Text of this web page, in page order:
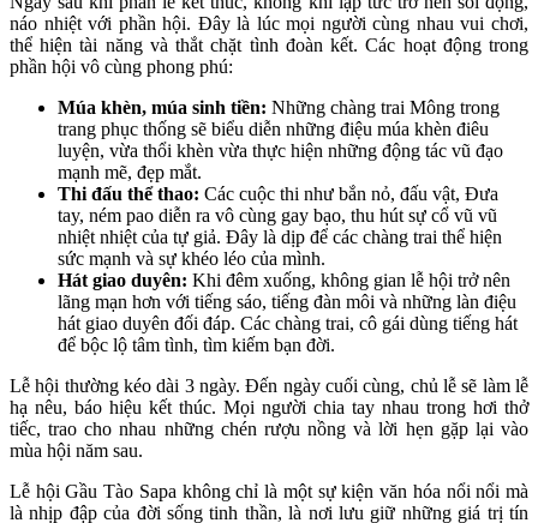
náo nhiệt với phần hội. Đây là lúc mọi người cùng nhau vui chơi,
thể hiện tài năng và thắt chặt tình đoàn kết. Các hoạt động trong
phần hội vô cùng phong phú:
Múa khèn, múa sinh tiền: Những chàng trai Mông trong
trang phục thống sẽ biểu diễn những điệu múa khèn điêu
luyện, vừa thổi khèn vừa thực hiện những động tác vũ đạo
mạnh mẽ, đẹp mắt.
Thi đấu thể thao: Các cuộc thi như bắn nỏ, đấu vật, Đưa
tay, ném pao diễn ra vô cùng gay bạo, thu hút sự cổ vũ vũ
nhiệt nhiệt của tự giả. Đây là dịp để các chàng trai thể hiện
sức mạnh và sự khéo léo của mình.
Hát giao duyên: Khi đêm xuống, không gian lễ hội trở nên
lãng mạn hơn với tiếng sáo, tiếng đàn môi và những làn điệu
hát giao duyên đối đáp. Các chàng trai, cô gái dùng tiếng hát
để bộc lộ tâm tình, tìm kiếm bạn đời.
Lễ hội thường kéo dài 3 ngày. Đến ngày cuối cùng, chủ lễ sẽ làm lễ
hạ nêu, báo hiệu kết thúc. Mọi người chia tay nhau trong hơi thở
tiếc, trao cho nhau những chén rượu nồng và lời hẹn gặp lại vào
mùa hội năm sau.
Lễ hội Gầu Tào Sapa không chỉ là một sự kiện văn hóa nổi nổi mà
là nhịp đập của đời sống tinh thần, là nơi lưu giữ những giá trị tín